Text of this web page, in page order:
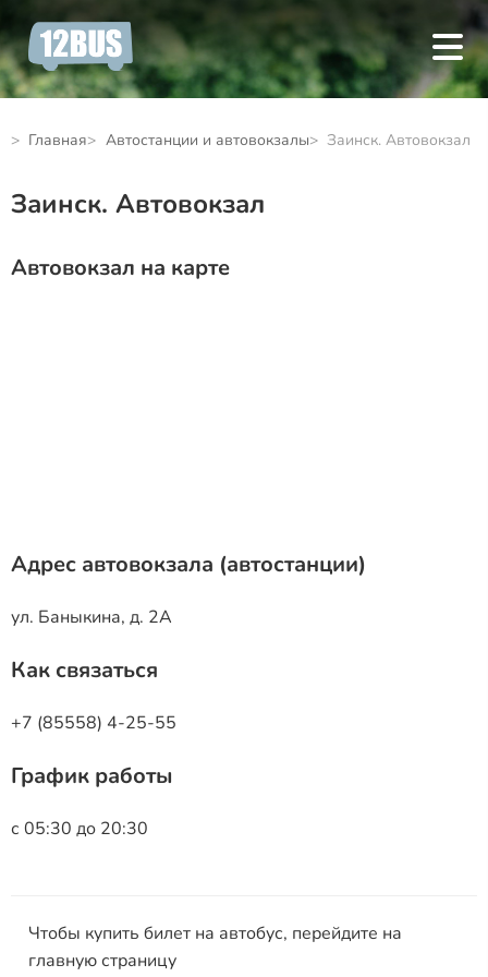
Главная Автостанции и автовокзалы Заинск. Автовокзал
Заинск. Автовокзал
Автовокзал на карте
Адрес автовокзала (автостанции)
ул. Баныкина, д. 2А
Как связаться
+7 (85558) 4-25-55
График работы
с 05:30 до 20:30
Чтобы купить билет на автобус, перейдите на
главную страницу